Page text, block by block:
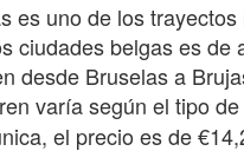
es uno de los
ciudades belgas es de
desde Bruselas a
varía según el tipo
el precio es de